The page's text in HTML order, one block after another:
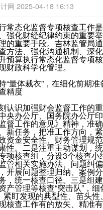
网 2025-04-18 16:13
常态化监督专项核查工作
强化财经纪律约束的重要
的重要手段。吉林监管局
方法、强化沟通机制、深
预算执行常态化监督专项
财政科学化管理。
体裁衣”，在细化前期准
精度
识加强财会监督工作的
央办公厅、国务院办公厅
督工作的意见》精神，准
新任务，把准工作方向，
资金安全性、财务管理规
性。二是注重主动谋划，
项核查组，分设3个核查小
管相关实施办法、问题纠
开展问题整理归纳、案例
，统一核查口径。三是组
产管理等核查“突击队”，
紧盯发现的典型性、苗头
核查工作有的放矢、精准